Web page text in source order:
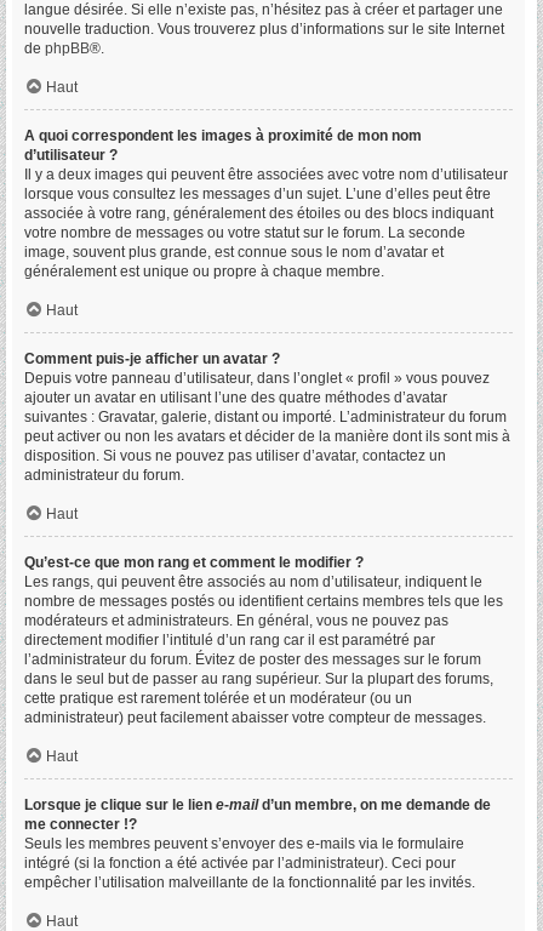
langue désirée. Si elle n’existe pas, n’hésitez pas à créer et partager une
nouvelle traduction. Vous trouverez plus d’informations sur le site Internet
de phpBB®.
Haut
A quoi correspondent les images à proximité de mon nom
d’utilisateur ?
Il y a deux images qui peuvent être associées avec votre nom d’utilisateur
lorsque vous consultez les messages d’un sujet. L’une d’elles peut être
associée à votre rang, généralement des étoiles ou des blocs indiquant
votre nombre de messages ou votre statut sur le forum. La seconde
image, souvent plus grande, est connue sous le nom d’avatar et
généralement est unique ou propre à chaque membre.
Haut
Comment puis-je afficher un avatar ?
Depuis votre panneau d’utilisateur, dans l’onglet « profil » vous pouvez
ajouter un avatar en utilisant l’une des quatre méthodes d’avatar
suivantes : Gravatar, galerie, distant ou importé. L’administrateur du forum
peut activer ou non les avatars et décider de la manière dont ils sont mis à
disposition. Si vous ne pouvez pas utiliser d’avatar, contactez un
administrateur du forum.
Haut
Qu’est-ce que mon rang et comment le modifier ?
Les rangs, qui peuvent être associés au nom d’utilisateur, indiquent le
nombre de messages postés ou identifient certains membres tels que les
modérateurs et administrateurs. En général, vous ne pouvez pas
directement modifier l’intitulé d’un rang car il est paramétré par
l’administrateur du forum. Évitez de poster des messages sur le forum
dans le seul but de passer au rang supérieur. Sur la plupart des forums,
cette pratique est rarement tolérée et un modérateur (ou un
administrateur) peut facilement abaisser votre compteur de messages.
Haut
Lorsque je clique sur le lien e-maild’un membre, on me demande de
me connecter !?
Seuls les membres peuvent s’envoyer des e-mails via le formulaire
intégré (si la fonction a été activée par l’administrateur). Ceci pour
empêcher l’utilisation malveillante de la fonctionnalité par les invités.
Haut